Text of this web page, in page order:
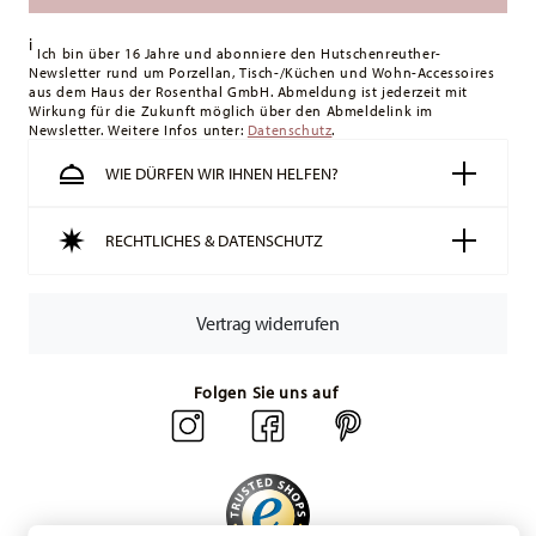
Königreich liegt der Mindestbestellwert bei £135, die
Lieferung erfolgt versandkostenfrei.
Schweiz:Lieferungen in die Schweiz sind ab 49,90 CHF
versandkostenfrei. Unter einem Bestellwert von 49,90 CHF
liegen die Versandkosten bei 36,90 CHF.
Tracking:
Sie erhalten per E-Mail einen Trackingcode, sobald
Ihr Paket auf die Reise geht.
vorrätige Artikel. Sie können die Lieferzeiten in andere
Retourenservice.
i Ich bin über 16 Jahre und abonniere den Hutschenreuther-
Newsletter rund um Porzellan, Tisch-/Küchen und Wohn-Accessoires
aus dem Haus der Rosenthal GmbH. Abmeldung ist jederzeit mit
Wirkung für die Zukunft möglich über den Abmeldelink im
Newsletter. Weitere Infos unter: Datenschutz.
WIE DÜRFEN WIR IHNEN HELFEN?
RECHTLICHES & DATENSCHUTZ
Vertrag widerrufen
Folgen Sie uns auf